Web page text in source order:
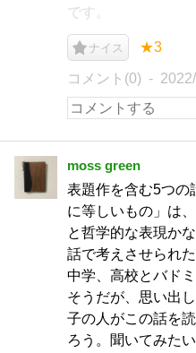
です。
ナイス ★3
コメント(0)
moss green
表題作を含む5つの
に等しいもの」は
と哲学的な表現か
話で考えさせられ
中学、高校とバド
そうだが、思い出
子の人がこの話を
ろう。聞いてみた